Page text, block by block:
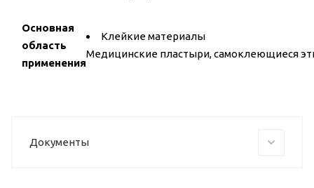
Основная
область
применения
Клейкие материалы
Медицинские пластыри, самоклеющиеся
Документы